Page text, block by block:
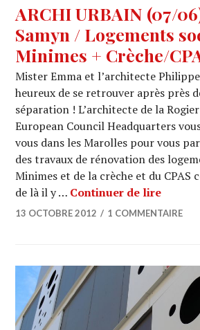
ARCHI URBAIN (07/
Samyn / Logements
Minimes + Crèche/
Mister Emma et l’architecte
heureux de se retrouver après près
séparation ! L’architecte de la
European Council Headquarters
vous dans les Marolles pour vous
des travaux de rénovation des
Minimes et de la crèche et du
de là il y … Continuer de lire
13 OCTOBRE 2012 1 COMMENTAIRE